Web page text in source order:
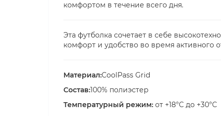
комфортом в течение всего дня.
Эта футболка сочетает в себе
комфорт и удобство во время активного
Материал:CoolPass Grid
Состав:100% полиэстер
Температурный режим: от +18°C до +30°C